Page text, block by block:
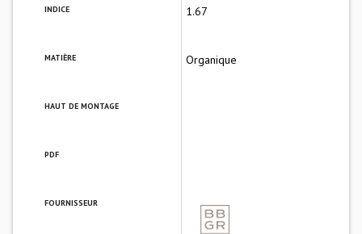
INDICE 1.67
MATIÈRE Organique
HAUT DE MONTAGE
PDF
FOURNISSEUR